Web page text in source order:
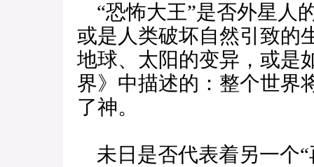
“恐怖大王”是否外星人
或是人类破坏自然引致的
地球、太阳的变异，或是
界》中描述的：整个世界
了神。
未日是否代表着另一个“